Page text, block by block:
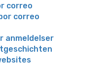
correo
correo
anmeldelser